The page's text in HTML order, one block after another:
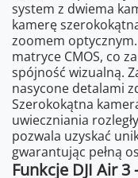
system z dwiema
kamerę
zoomem
matryce CMOS, co
spójność wizualną.
nasycone detalami
Szerokokątna
uwieczniania
pozwala uzyskać
gwarantując pełną
Funkcje DJI Air